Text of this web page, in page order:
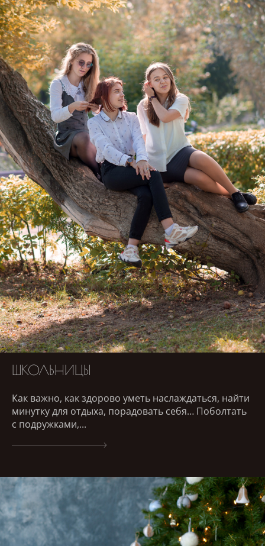
ШКОЛЬНИЦЫ
Как важно, как здорово уметь наслаждаться, найти
минутку для отдыха, порадовать себя… Поболтать
с подружками,...